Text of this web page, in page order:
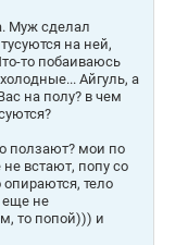
Муж сделал
на ней,
то побаиваюсь
Айгуль, а
на полу? в чем
ползают? мои по
встают, попу со
тело
еще не
то попой))) и